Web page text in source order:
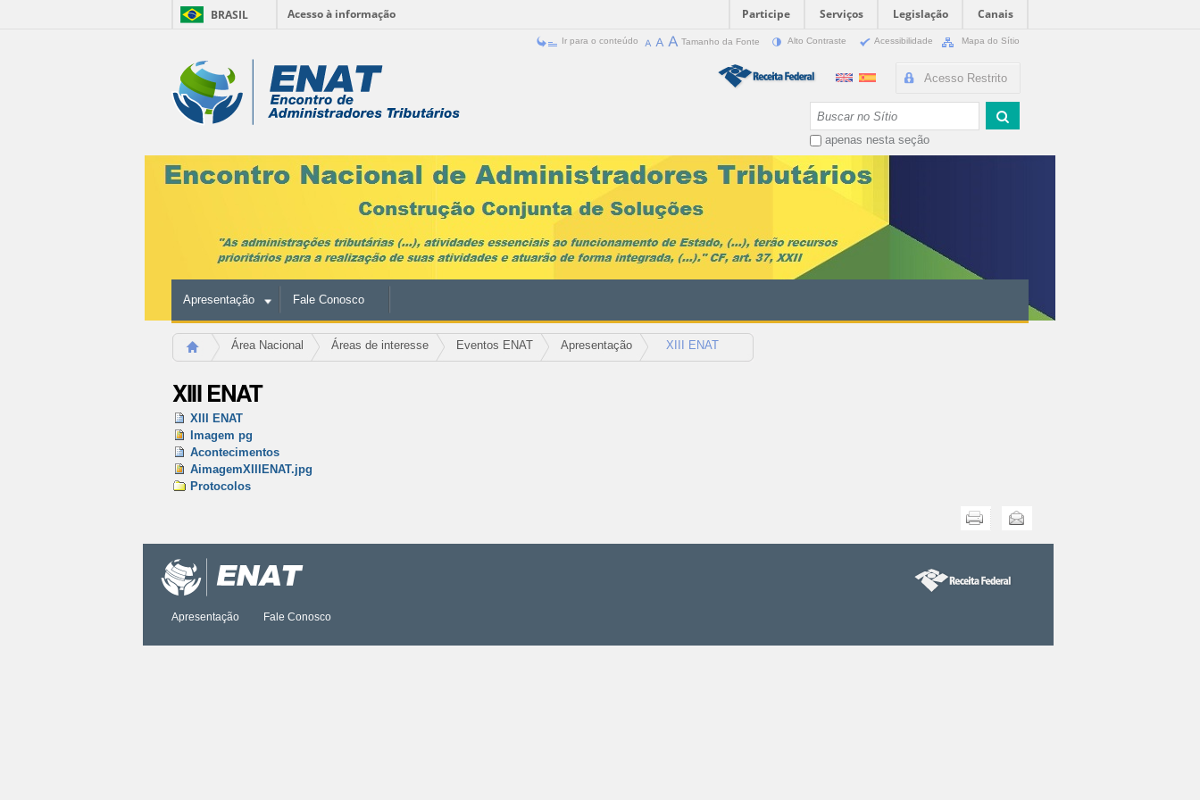
BRASIL Acesso à informação Participe Serviços Legislação
Canais
conteúdo.
navegação
Ir para o conteúdo Tamanho da Fonte Alto Contraste Acessibilidade Mapa do Sítio
Ferramentas
Pessoais
Acesso Restrito
apenas nesta seção
Apresentação Fale Conosco
Área Nacional Áreas de interesse Eventos ENAT Apresentação XIII ENAT
XIII ENAT
XIII ENAT
Imagem pg
Acontecimentos
AimagemXIIIENAT.jpg
Protocolos
documento
Enviar
Apresentação Fale Conosco